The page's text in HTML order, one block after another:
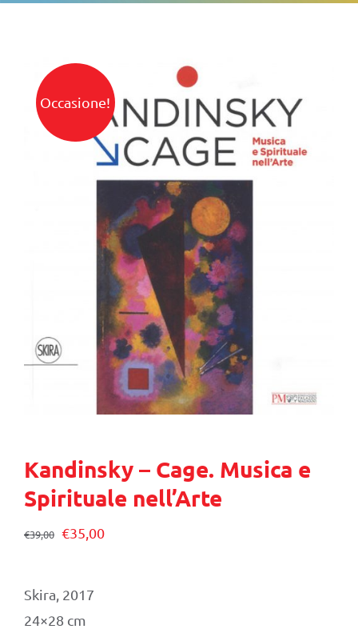
Occasione!
Kandinsky – Cage. Musica e
Spirituale nell’Arte
€39,00 Il
€35,00Il
Skira, 2017
24×28 cm